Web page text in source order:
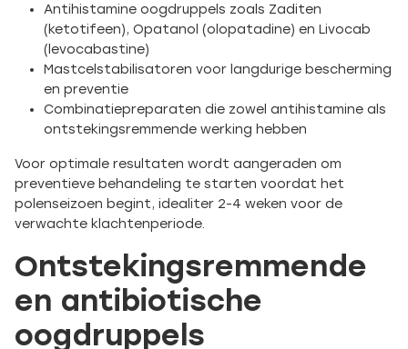
Antihistamine oogdruppels zoals Zaditen
(ketotifeen), Opatanol (olopatadine) en Livocab
(levocabastine)
Mastcelstabilisatoren voor langdurige bescherming
en preventie
Combinatiepreparaten die zowel antihistamine als
ontstekingsremmende werking hebben
Voor optimale resultaten wordt aangeraden om
preventieve behandeling te starten voordat het
polenseizoen begint, idealiter 2-4 weken voor de
verwachte klachtenperiode.
Ontstekingsremmende
en antibiotische
oogdruppels